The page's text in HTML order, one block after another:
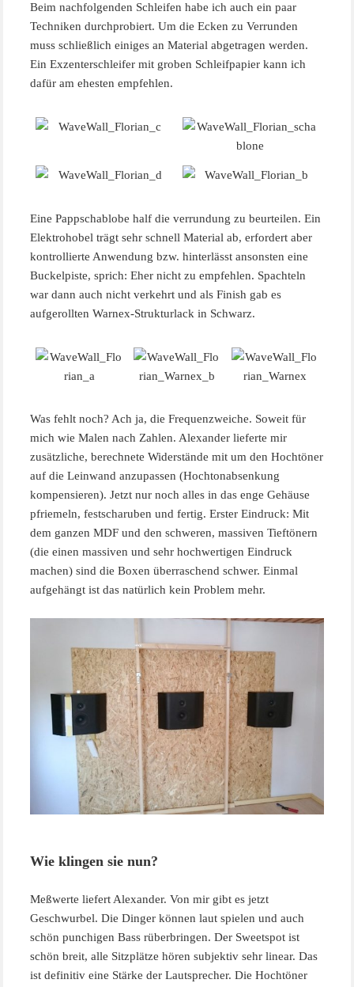
Beim nachfolgenden Schleifen habe ich auch ein paar
Techniken durchprobiert. Um die Ecken zu Verrunden
muss schließlich einiges an Material abgetragen werden.
Ein Exzenterschleifer mit groben Schleifpapier kann ich
dafür am ehesten empfehlen.
Eine Pappschablobe half die verrundung zu beurteilen. Ein
Elektrohobel trägt sehr schnell Material ab, erfordert aber
kontrollierte Anwendung bzw. hinterlässt ansonsten eine
Buckelpiste, sprich: Eher nicht zu empfehlen. Spachteln
war dann auch nicht verkehrt und als Finish gab es
aufgerollten Warnex-Strukturlack in Schwarz.
Was fehlt noch? Ach ja, die Frequenzweiche. Soweit für
mich wie Malen nach Zahlen. Alexander lieferte mir
zusätzliche, berechnete Widerstände mit um den Hochtöner
auf die Leinwand anzupassen (Hochtonabsenkung
kompensieren). Jetzt nur noch alles in das enge Gehäuse
pfriemeln, festscharuben und fertig. Erster Eindruck: Mit
dem ganzen MDF und den schweren, massiven Tieftönern
(die einen massiven und sehr hochwertigen Eindruck
machen) sind die Boxen überraschend schwer. Einmal
aufgehängt ist das natürlich kein Problem mehr.
Wie klingen sie nun?
Meßwerte liefert Alexander. Von mir gibt es jetzt
Geschwurbel. Die Dinger können laut spielen und auch
schön punchigen Bass rüberbringen. Der Sweetspot ist
schön breit, alle Sitzplätze hören subjektiv sehr linear. Das
ist definitiv eine Stärke der Lautsprecher. Die Hochtöner